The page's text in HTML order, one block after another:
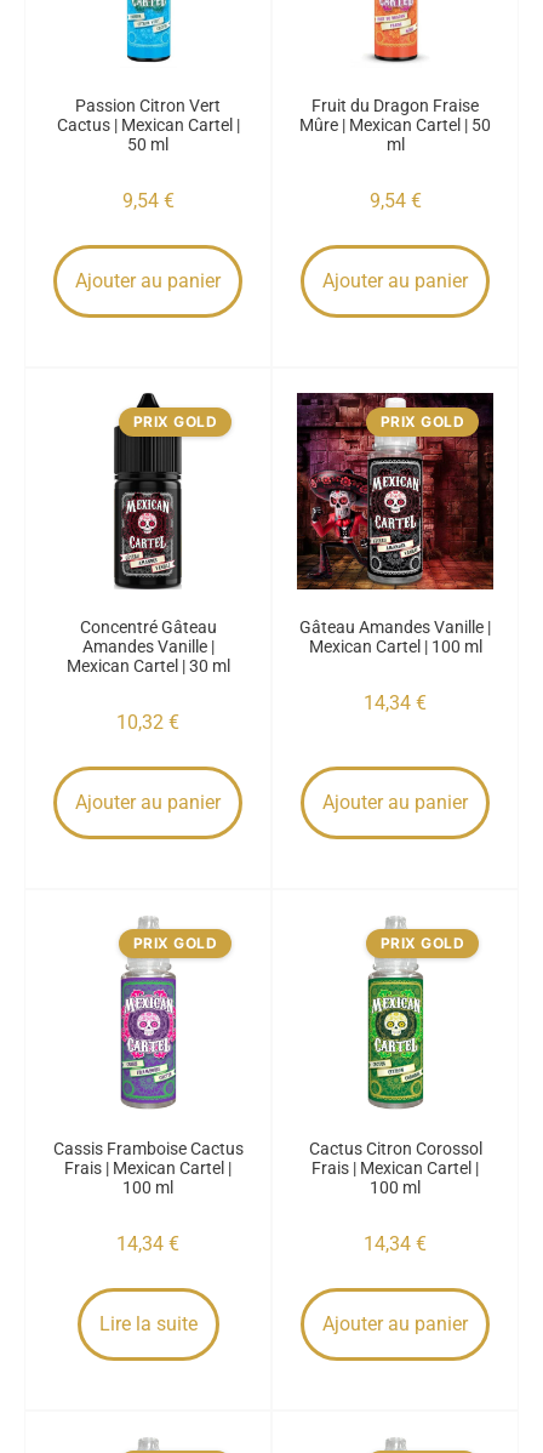
Passion Citron Vert
Cactus | Mexican Cartel |
50 ml
9,54 €
Ajouter au panier
Fruit du Dragon Fraise
Mûre | Mexican Cartel | 50
ml
9,54 €
Ajouter au panier
PRIX GOLD
Concentré Gâteau
Amandes Vanille |
Mexican Cartel | 30 ml
10,32 €
Ajouter au panier
PRIX GOLD
Gâteau Amandes Vanille |
Mexican Cartel | 100 ml
14,34 €
Ajouter au panier
PRIX GOLD
Cassis Framboise Cactus
Frais | Mexican Cartel |
100 ml
14,34 €
Lire la suite
PRIX GOLD
Cactus Citron Corossol
Frais | Mexican Cartel |
100 ml
14,34 €
Ajouter au panier